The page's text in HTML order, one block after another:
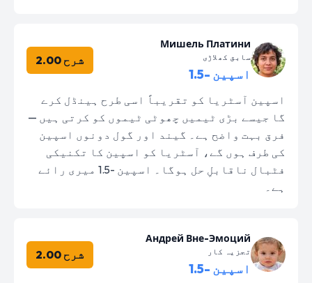
Мишель Платини
سابق کھلاڑی
اسپین -1.5
شرح 2.00
اسپین آسٹریا کو تقریباً اسی طرح ہینڈل کرے
گا جیسے بڑی ٹیمیں چھوٹی ٹیموں کو کرتی ہیں —
فرق بہت واضح ہے۔ گیند اور گول دونوں اسپین
کی طرف ہوں گے، آسٹریا کو اسپین کا تکنیکی
فٹبال ناقابلِ حل ہوگا۔ اسپین -1.5 میری رائے
ہے۔
Андрей Вне-Эмоций
تجزیہ کار
اسپین -1.5
شرح 2.00